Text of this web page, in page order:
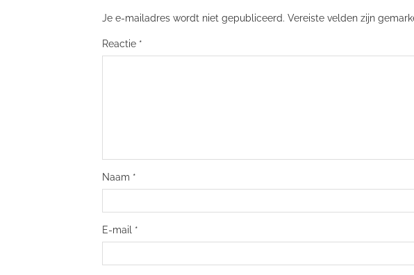
Je e-mailadres wordt niet gepubliceerd. Vereiste velden zijn
Reactie *
Naam *
E-mail *